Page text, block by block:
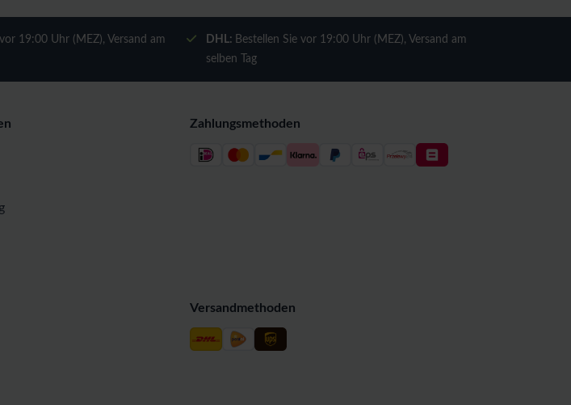
19:00 Uhr (MEZ), Versand am
DHL: Bestellen Sie vor 19:00 Uhr (MEZ), Versand am
selben Tag
Zahlungsmethoden
Versandmethoden